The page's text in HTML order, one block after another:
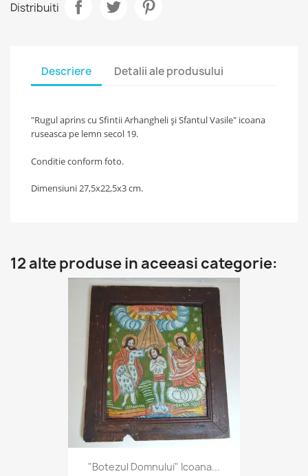
Distribuiti
Descriere Detalii ale produsului
"Rugul aprins cu Sfintii Arhangheli și Sfantul Vasile" icoana
ruseasca pe lemn secol 19.
Conditie conform foto.
Dimensiuni 27,5x22,5x3 cm.
12 alte produse in aceeasi categorie:
"Botezul Domnului" Icoana...